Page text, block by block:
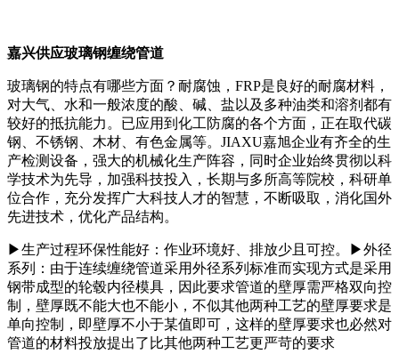
嘉兴供应玻璃钢缠绕管道
玻璃钢的特点有哪些方面？耐腐蚀，FRP是良好的耐腐材料，
对大气、水和一般浓度的酸、碱、盐以及多种油类和溶剂都有
较好的抵抗能力。已应用到化工防腐的各个方面，正在取代碳
钢、不锈钢、木材、有色金属等。JIAXU嘉旭企业有齐全的生
产检测设备，强大的机械化生产阵容，同时企业始终贯彻以科
学技术为先导，加强科技投入，长期与多所高等院校，科研单
位合作，充分发挥广大科技人才的智慧，不断吸取，消化国外
先进技术，优化产品结构。
▶生产过程环保性能好：作业环境好、排放少且可控。▶外径
系列：由于连续缠绕管道采用外径系列标准而实现方式是采用
钢带成型的轮毂内径模具，因此要求管道的壁厚需严格双向控
制，壁厚既不能大也不能小，不似其他两种工艺的壁厚要求是
单向控制，即壁厚不小于某值即可，这样的壁厚要求也必然对
管道的材料投放提出了比其他两种工艺更严苛的要求